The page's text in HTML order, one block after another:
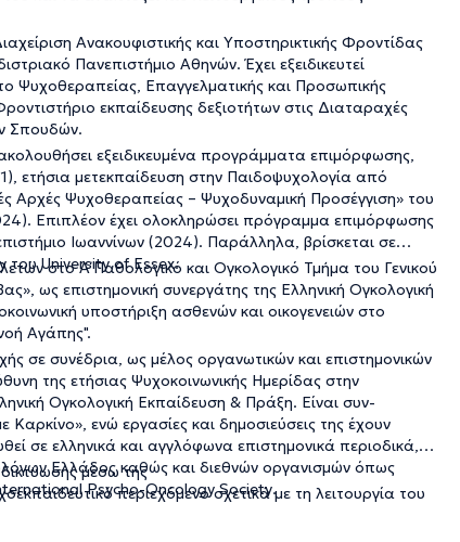
Ανακουφιστικής και Υποστηρικτικής Φροντίδας
Πανεπιστήμιο Αθηνών. Έχει εξειδικευτεί
Ψυχοθεραπείας, Επαγγελματικής και Προσωπικής
εκπαίδευσης δεξιοτήτων στις Διαταραχές
Σπουδών.
εξειδικευμένα προγράμματα επιμόρφωσης,
ετήσια μετεκπαίδευση στην Παιδοψυχολογία από
Αρχές Ψυχοθεραπείας – Ψυχοδυναμική Προσέγγιση» του
Επιπλέον έχει ολοκληρώσει πρόγραμμα επιμόρφωσης
Ιωαννίνων (2024). Παράλληλα, βρίσκεται σε
του University of Essex.
στο Α΄ Παθολογικό και Ογκολογικό Τμήμα του Γενικού
ως επιστημονική συνεργάτης της Ελληνική Ογκολογική
υποστήριξη ασθενών και οικογενειών στο
Αγάπης".
σε συνέδρια, ως μέλος οργανωτικών και επιστημονικών
της ετήσιας Ψυχοκοινωνικής Ημερίδας στην
Ογκολογική Εκπαίδευση & Πράξη. Είναι συν-
Καρκίνο», ενώ εργασίες και δημοσιεύσεις της έχουν
σε ελληνικά και αγγλόφωνα επιστημονικά περιοδικά,
Ελλάδοςκαθώς και διεθνών οργανισμών όπως
Psycho-Oncology Society.
μέσω της
περιεχόμενο σχετικά με τη λειτουργία του